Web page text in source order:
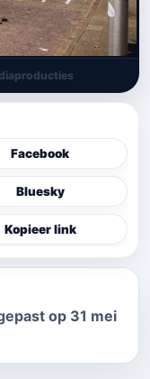
Facebook
Bluesky
Kopieer link
op 31 mei